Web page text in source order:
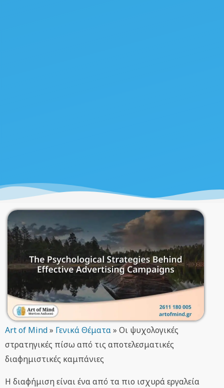
Art of Mind» Γενικά Θέματα» Οι ψυχολογικές
στρατηγικές πίσω από τις αποτελεσματικές
διαφημιστικές καμπάνιες
Η διαφήμιση είναι ένα από τα πιο ισχυρά εργαλεία